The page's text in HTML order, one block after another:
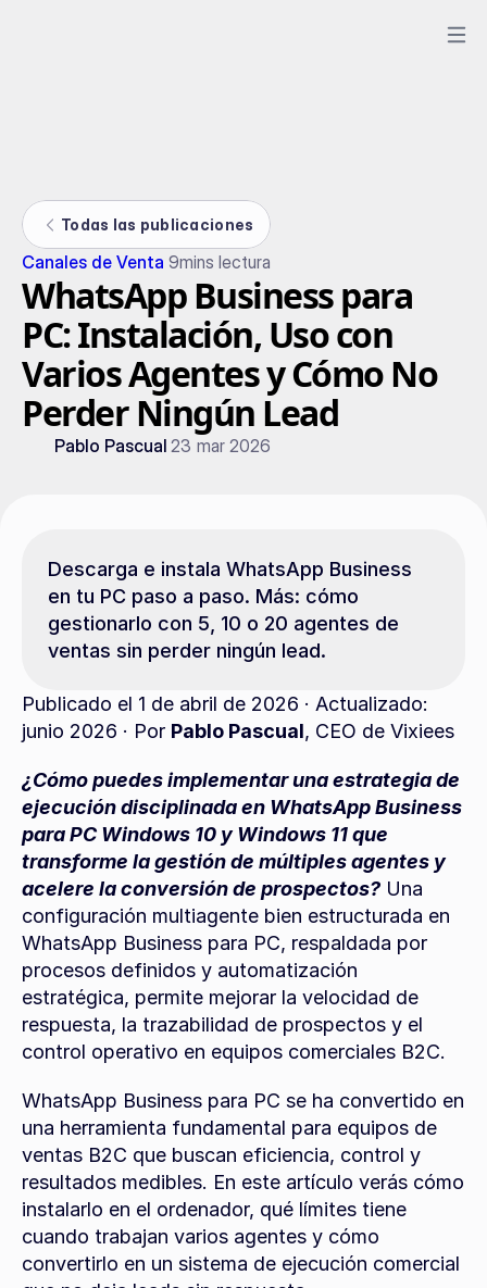
Todas las publicaciones
Canales de Venta 9mins lectura
WhatsApp Business para
PC: Instalación, Uso con
Varios Agentes y Cómo No
Perder Ningún Lead
Pablo Pascual 23 mar 2026
Descarga e instala WhatsApp Business
en tu PC paso a paso. Más: cómo
gestionarlo con 5, 10 o 20 agentes de
ventas sin perder ningún lead.
Publicado el 1 de abril de 2026 · Actualizado:
junio 2026 · Por Pablo Pascual, CEO de Vixiees
¿Cómo puedes implementar una estrategia de
ejecución disciplinada en WhatsApp Business
para PC Windows 10 y Windows 11 que
transforme la gestión de múltiples agentes y
acelere la conversión de prospectos? Una
configuración multiagente bien estructurada en
WhatsApp Business para PC, respaldada por
procesos definidos y automatización
estratégica, permite mejorar la velocidad de
respuesta, la trazabilidad de prospectos y el
control operativo en equipos comerciales B2C.
WhatsApp Business para PC se ha convertido en
una herramienta fundamental para equipos de
ventas B2C que buscan eficiencia, control y
resultados medibles. En este artículo verás cómo
instalarlo en el ordenador, qué límites tiene
cuando trabajan varios agentes y cómo
convertirlo en un sistema de ejecución comercial